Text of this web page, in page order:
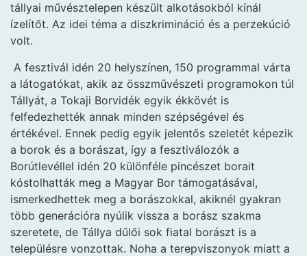
tállyai művésztelepen készült alkotásokból kínál
ízelítőt. Az idei téma a diszkrimináció és a perzekúció
volt.
A fesztivál idén 20 helyszínen, 150 programmal várta
a látogatókat, akik az összművészeti programokon túl
Tállyát, a Tokaji Borvidék egyik ékkövét is
felfedezhették annak minden szépségével és
értékével. Ennek pedig egyik jelentős szeletét képezik
a borok és a borászat, így a fesztiválozók a
Borútlevéllel idén 20 különféle pincészet borait
kóstolhatták meg a Magyar Bor támogatásával,
ismerkedhettek meg a borászokkal, akiknél gyakran
több generációra nyúlik vissza a borász szakma
szeretete, de Tállya dűlői sok fiatal borászt is a
településre vonzottak. Noha a terepviszonyok miatt a